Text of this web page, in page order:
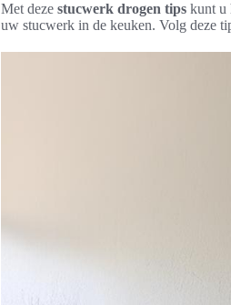
Met deze stucwerk drogen tips kunt u
uw stucwerk in de keuken. Volg deze